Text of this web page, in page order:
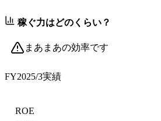
稼ぐ力はどのくらい？
まあまあの効率です
FY2025/3実績
ROE